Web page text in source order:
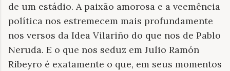
de um estádio. A paixão amorosa e a veemência
política nos estremecem mais profundamente
nos versos da Idea Vilariño do que nos de Pablo
Neruda. E o que nos seduz em Julio Ramón
Ribeyro é exatamente o que, em seus momentos